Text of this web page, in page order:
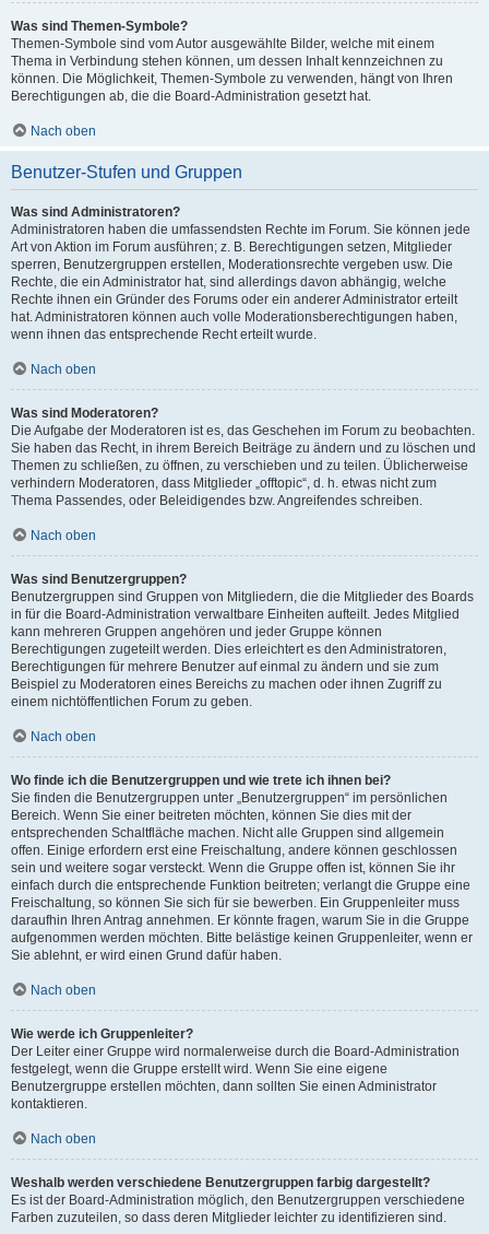
Was sind Themen-Symbole?
Themen-Symbole sind vom Autor ausgewählte Bilder, welche mit einem
Thema in Verbindung stehen können, um dessen Inhalt kennzeichnen zu
können. Die Möglichkeit, Themen-Symbole zu verwenden, hängt von Ihren
Berechtigungen ab, die die Board-Administration gesetzt hat.
Nach oben
Benutzer-Stufen und Gruppen
Was sind Administratoren?
Administratoren haben die umfassendsten Rechte im Forum. Sie können jede
Art von Aktion im Forum ausführen; z. B. Berechtigungen setzen, Mitglieder
sperren, Benutzergruppen erstellen, Moderationsrechte vergeben usw. Die
Rechte, die ein Administrator hat, sind allerdings davon abhängig, welche
Rechte ihnen ein Gründer des Forums oder ein anderer Administrator erteilt
hat. Administratoren können auch volle Moderationsberechtigungen haben,
wenn ihnen das entsprechende Recht erteilt wurde.
Nach oben
Was sind Moderatoren?
Die Aufgabe der Moderatoren ist es, das Geschehen im Forum zu beobachten.
Sie haben das Recht, in ihrem Bereich Beiträge zu ändern und zu löschen und
Themen zu schließen, zu öffnen, zu verschieben und zu teilen. Üblicherweise
verhindern Moderatoren, dass Mitglieder „offtopic“, d. h. etwas nicht zum
Thema Passendes, oder Beleidigendes bzw. Angreifendes schreiben.
Nach oben
Was sind Benutzergruppen?
Benutzergruppen sind Gruppen von Mitgliedern, die die Mitglieder des Boards
in für die Board-Administration verwaltbare Einheiten aufteilt. Jedes Mitglied
kann mehreren Gruppen angehören und jeder Gruppe können
Berechtigungen zugeteilt werden. Dies erleichtert es den Administratoren,
Berechtigungen für mehrere Benutzer auf einmal zu ändern und sie zum
Beispiel zu Moderatoren eines Bereichs zu machen oder ihnen Zugriff zu
einem nichtöffentlichen Forum zu geben.
Nach oben
Wo finde ich die Benutzergruppen und wie trete ich ihnen bei?
Sie finden die Benutzergruppen unter „Benutzergruppen“ im persönlichen
Bereich. Wenn Sie einer beitreten möchten, können Sie dies mit der
entsprechenden Schaltfläche machen. Nicht alle Gruppen sind allgemein
offen. Einige erfordern erst eine Freischaltung, andere können geschlossen
sein und weitere sogar versteckt. Wenn die Gruppe offen ist, können Sie ihr
einfach durch die entsprechende Funktion beitreten; verlangt die Gruppe eine
Freischaltung, so können Sie sich für sie bewerben. Ein Gruppenleiter muss
daraufhin Ihren Antrag annehmen. Er könnte fragen, warum Sie in die Gruppe
aufgenommen werden möchten. Bitte belästige keinen Gruppenleiter, wenn er
Sie ablehnt, er wird einen Grund dafür haben.
Nach oben
Wie werde ich Gruppenleiter?
Der Leiter einer Gruppe wird normalerweise durch die Board-Administration
festgelegt, wenn die Gruppe erstellt wird. Wenn Sie eine eigene
Benutzergruppe erstellen möchten, dann sollten Sie einen Administrator
kontaktieren.
Nach oben
Weshalb werden verschiedene Benutzergruppen farbig dargestellt?
Es ist der Board-Administration möglich, den Benutzergruppen verschiedene
Farben zuzuteilen, so dass deren Mitglieder leichter zu identifizieren sind.